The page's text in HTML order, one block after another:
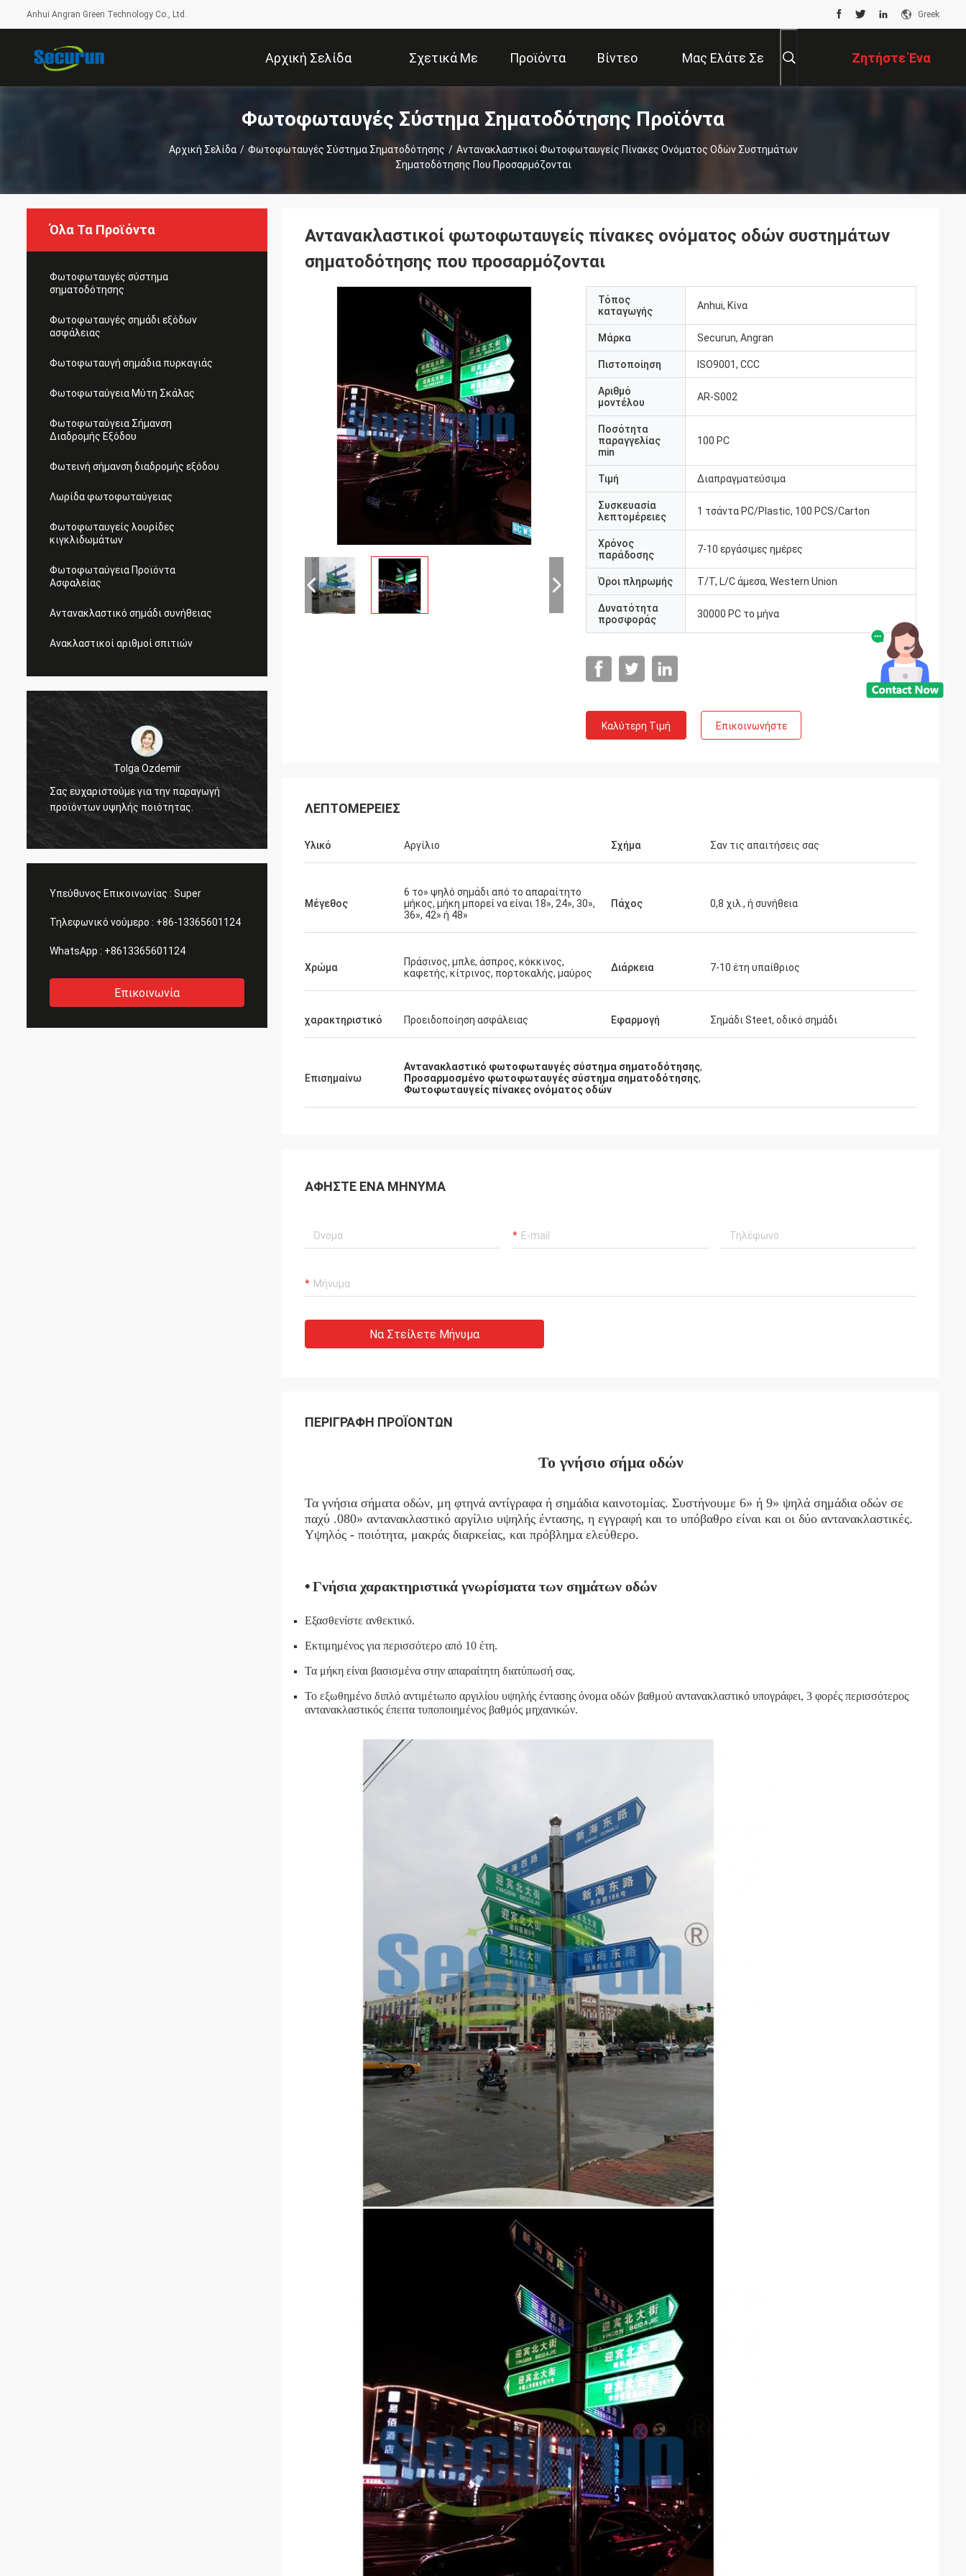
Anhui Angran Green Technology Co., Ltd. Greek
Αρχική Σελίδα Σχετικά Με
Εμάς
Προϊόντα Βίντεο Μας Ελάτε Σε
Επαφή Με
Ζητήστε Ένα
Απόσπασμα
Φωτοφωταυγές Σύστημα Σηματοδότησης Προϊόντα
Αρχική Σελίδα / Φωτοφωταυγές Σύστημα Σηματοδότησης / Αντανακλαστικοί Φωτοφωταυγείς Πίνακες Ονόματος Οδών Συστημάτων
Σηματοδότησης Που Προσαρμόζονται
Όλα Τα Προϊόντα
Φωτοφωταυγές σύστημα
σηματοδότησης
Φωτοφωταυγές σημάδι εξόδων
ασφάλειας
Φωτοφωταυγή σημάδια πυρκαγιάς
Φωτοφωταύγεια Μύτη Σκάλας
Φωτοφωταύγεια Σήμανση
Διαδρομής Εξόδου
Φωτεινή σήμανση διαδρομής εξόδου
Λωρίδα φωτοφωταύγειας
Φωτοφωταυγείς λουρίδες
κιγκλιδωμάτων
Φωτοφωταύγεια Προϊόντα
Ασφαλείας
Αντανακλαστικό σημάδι συνήθειας
Ανακλαστικοί αριθμοί σπιτιών
Tolga Ozdemir
Σας ευχαριστούμε για την παραγωγή
προϊόντων υψηλής ποιότητας.
που χρειάζομαι
Υπεύθυνος Επικοινωνίας : Super
Τηλεφωνικό νούμερο : +86-13365601124
WhatsApp : +8613365601124
Επικοινωνία
Αντανακλαστικοί φωτοφωταυγείς πίνακες ονόματος οδών συστημάτων
σηματοδότησης που προσαρμόζονται
Τόπος
καταγωγής
Anhui, Κίνα
Μάρκα Securun, Angran
Πιστοποίηση ISO9001, CCC
Αριθμό
μοντέλου
AR-S002
Ποσότητα
παραγγελίας
min
100 PC
Τιμή Διαπραγματεύσιμα
Συσκευασία
λεπτομέρειες
1 τσάντα PC/Plastic, 100 PCS/Carton
Χρόνος
παράδοσης
7-10 εργάσιμες ημέρες
Όροι πληρωμής T/T, L/C άμεσα, Western Union
Δυνατότητα
προσφοράς
30000 PC το μήνα
Καλύτερη Τιμή Επικοινωνήστε
ΛΕΠΤΟΜΈΡΕΙΕΣ
Υλικό Αργίλιο Σχήμα Σαν τις απαιτήσεις σας
Μέγεθος
6 το» ψηλό σημάδι από το απαραίτητο
μήκος, μήκη μπορεί να είναι 18», 24», 30»,
36», 42» ή 48»
Πάχος 0,8 χιλ., ή συνήθεια
Χρώμα
Πράσινος, μπλε, άσπρος, κόκκινος,
καφετής, κίτρινος, πορτοκαλής, μαύρος
Διάρκεια 7-10 έτη υπαίθριος
χαρακτηριστικό Προειδοποίηση ασφάλειας Εφαρμογή Σημάδι Steet, οδικό σημάδι
Επισημαίνω
Αντανακλαστικό φωτοφωταυγές σύστημα σηματοδότησης,
Προσαρμοσμένο φωτοφωταυγές σύστημα σηματοδότησης,
Φωτοφωταυγείς πίνακες ονόματος οδών
ΑΦΉΣΤΕ ΈΝΑ ΜΉΝΥΜΑ
Να Στείλετε Μήνυμα
ΠΕΡΙΓΡΑΦΉ ΠΡΟΪΌΝΤΩΝ
Το γνήσιο σήμα οδών
Τα γνήσια σήματα οδών, μη φτηνά αντίγραφα ή σημάδια καινοτομίας. Συστήνουμε 6» ή 9» ψηλά σημάδια οδών σε
παχύ .080» αντανακλαστικό αργίλιο υψηλής έντασης, η εγγραφή και το υπόβαθρο είναι και οι δύο αντανακλαστικές.
Υψηλός - ποιότητα, μακράς διαρκείας, και πρόβλημα ελεύθερο.
•Γνήσια χαρακτηριστικά γνωρίσματα των σημάτων οδών
Εξασθενίστε ανθεκτικό.
Εκτιμημένος για περισσότερο από 10 έτη.
Τα μήκη είναι βασισμένα στην απαραίτητη διατύπωσή σας.
Το εξωθημένο διπλό αντιμέτωπο αργιλίου υψηλής έντασης όνομα οδών βαθμού αντανακλαστικό υπογράφει, 3 φορές περισσότερος
αντανακλαστικός έπειτα τυποποιημένος βαθμός μηχανικών.